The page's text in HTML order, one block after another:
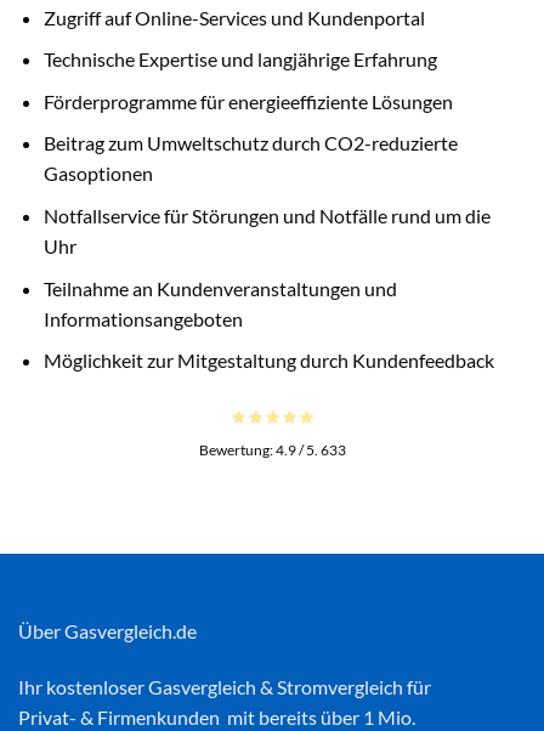
Zugriff auf Online-Services und Kundenportal
Technische Expertise und langjährige Erfahrung
Förderprogramme für energieeffiziente Lösungen
Beitrag zum Umweltschutz durch CO2-reduzierte
Gasoptionen
Notfallservice für Störungen und Notfälle rund um die
Uhr
Teilnahme an Kundenveranstaltungen und
Informationsangeboten
Möglichkeit zur Mitgestaltung durch Kundenfeedback
Bewertung:4.9/ 5. 633
Über Gasvergleich.de
Ihr kostenloserGasvergleich & Stromvergleich für
Privat- & Firmenkunden mit bereits über 1 Mio.